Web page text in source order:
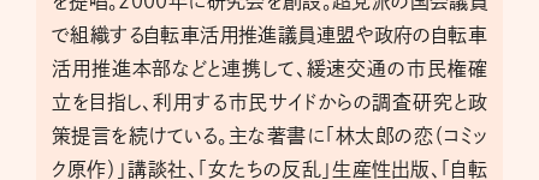
で組織する自転車活用推進議員連盟や政府の自転車
活用推進本部などと連携して、緩速交通の市民権確
立を目指し、利用する市民サイドからの調査研究と政
策提言を続けている。主な著書に「林太郎の恋（コミッ
ク原作）」講談社、「女たちの反乱」生産性出版、「自転